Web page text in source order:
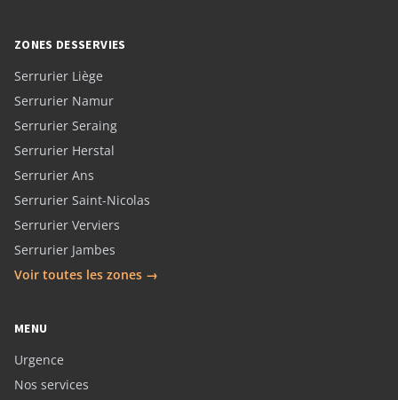
ZONES DESSERVIES
Serrurier Liège
Serrurier Namur
Serrurier Seraing
Serrurier Herstal
Serrurier Ans
Serrurier Saint-Nicolas
Serrurier Verviers
Serrurier Jambes
Voir toutes les zones →
MENU
Urgence
Nos services